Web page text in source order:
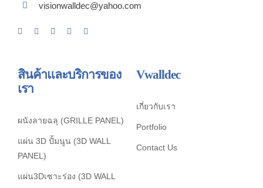
visionwalldec@yahoo.com
สินค้าและบริการของ
เรา
ผนังลายฉลุ (GRILLE PANEL)
แผ่น 3D ปั้มนูน (3D WALL
PANEL)
แผ่น3Dเซาะร่อง (3D WALL
Vwalldec
เกี่ยวกับเรา
Portfolio
Contact Us